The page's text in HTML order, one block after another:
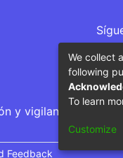
y vigilancia por
Feedback
We collect
following
To learn
Customize